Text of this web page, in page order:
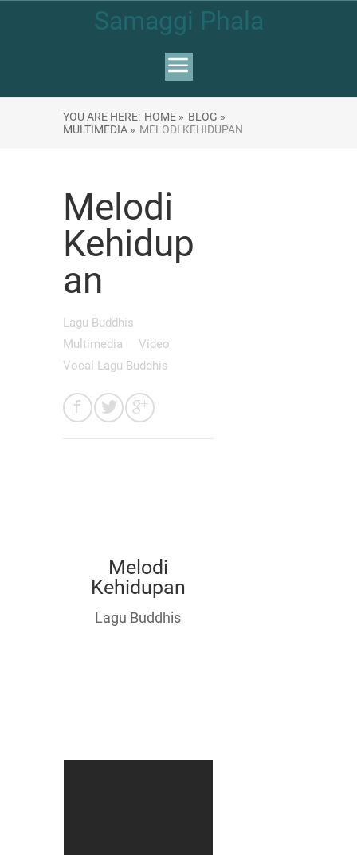
Samaggi Phala
YOU ARE HERE: HOME » BLOG »
MULTIMEDIA » MELODI KEHIDUPAN
Melodi
Kehidup
an
Lagu Buddhis
Multimedia
Video
Vocal Lagu Buddhis
Melodi
Kehidupan
Lagu Buddhis